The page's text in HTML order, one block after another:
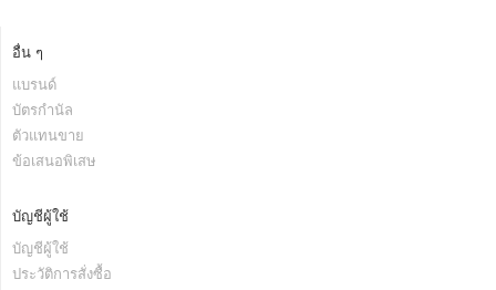
อื่น ๆ
แบรนด์
บัตรกำนัล
ตัวแทนขาย
ข้อเสนอพิเสษ
บัญชีผู้ใช้
บัญชีผู้ใช้
ประวัติการสั่งซื้อ